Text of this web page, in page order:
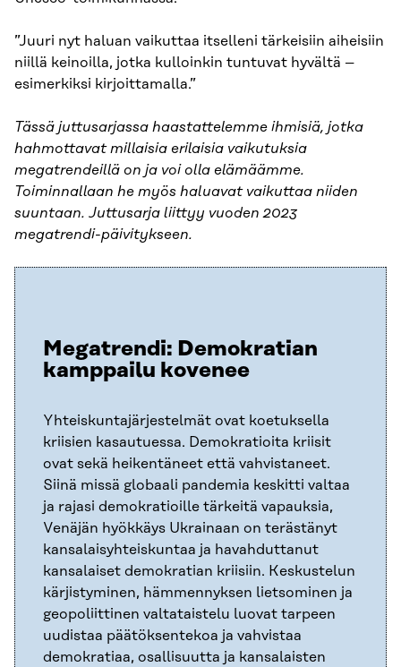
”Juuri nyt haluan vaikuttaa itselleni tärkeisiin aiheisiin
niillä keinoilla, jotka kulloinkin tuntuvat hyvältä –
esimerkiksi kirjoittamalla.”
Tässä juttusarjassa haastattelemme ihmisiä, jotka
hahmottavat millaisia erilaisia vaikutuksia
megatrendeillä on ja voi olla elämäämme.
Toiminnallaan he myös haluavat vaikuttaa niiden
suuntaan. Juttusarja liittyy vuoden 2023
megatrendi-päivitykseen.
Megatrendi: Demokratian
kamppailu kovenee
Yhteiskuntajärjestelmät ovat koetuksella
kriisien kasautuessa. Demokratioita kriisit
ovat sekä heikentäneet että vahvistaneet.
Siinä missä globaali pandemia keskitti valtaa
ja rajasi demokratioille tärkeitä vapauksia,
Venäjän hyökkäys Ukrainaan on terästänyt
kansalaisyhteiskuntaa ja havahduttanut
kansalaiset demokratian kriisiin. Keskustelun
kärjistyminen, hämmennyksen lietsominen ja
geopoliittinen valtataistelu luovat tarpeen
uudistaa päätöksentekoa ja vahvistaa
demokratiaa, osallisuutta ja kansalaisten